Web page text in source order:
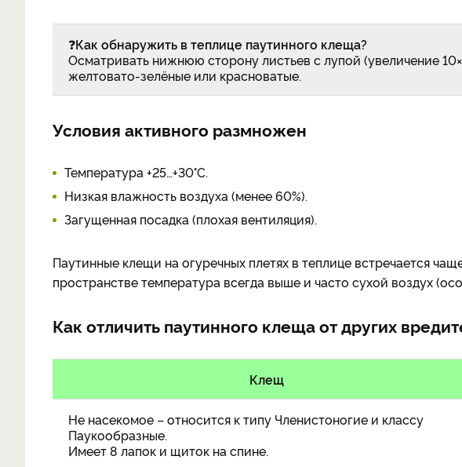
❓Как обнаружить в теплице паутинного клеща?
Осматривать нижнюю сторону листьев с лупой (увеличение
желтовато-зелёные или красноватые.
Условия активного размножен
Температура +25…+30°С.
Низкая влажность воздуха (менее 60%).
Загущенная посадка (плохая вентиляция).
Паутинные клещи на огуречных плетях в теплице встречается
пространстве температура всегда выше и часто сухой воздух
Как отличить паутинного клеща от других
Клещ
Не насекомое – относится к типу Членистоногие и классу
Паукообразные.
Имеет 8 лапок и щиток на спине.